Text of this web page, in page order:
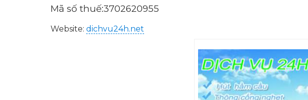
Mã số thuế:3702620955
Website: dichvu24h.net